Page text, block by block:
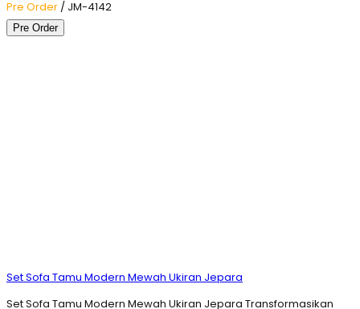
Pre Order / JM-4142
Pre Order
Set Sofa Tamu Modern Mewah Ukiran Jepara
Set Sofa Tamu Modern Mewah Ukiran Jepara Transformasikan